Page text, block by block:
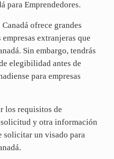
para Emprendedores.
ofrece grandes
extranjeras que
Sin embargo, tendrás
elegibilidad antes de
para empresas
los requisitos de
y otra información
solicitar un visado para